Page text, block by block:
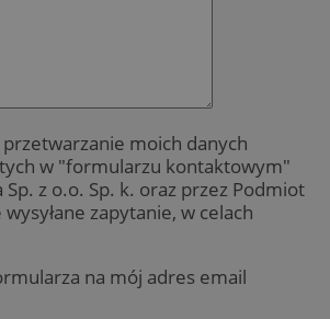
moich danych
w "formularzu kontaktowym"
z o.o. Sp. k. oraz przez Podmiot
zapytanie, w celach
na mój adres email